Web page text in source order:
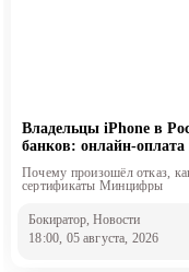
Владельцы iPhone в
банков: онлайн-оплата
Почему произошёл отказ,
сертификаты Минцифры
Бокиратор, Новости
18:00, 05 августа, 2026